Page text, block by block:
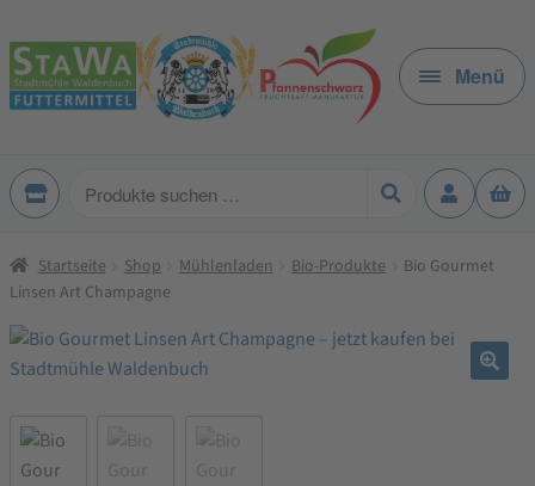
Zur
Navigation
springen
Zum
Inhalt
springen
Menü
Produkte
Startseite Shop Mühlenladen Bio-Produkte
Bio Gourmet
Linsen Art Champagne